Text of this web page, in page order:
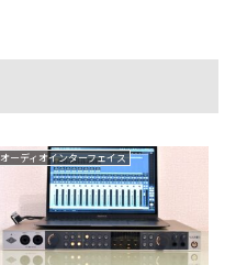
オーディオインターフェイス